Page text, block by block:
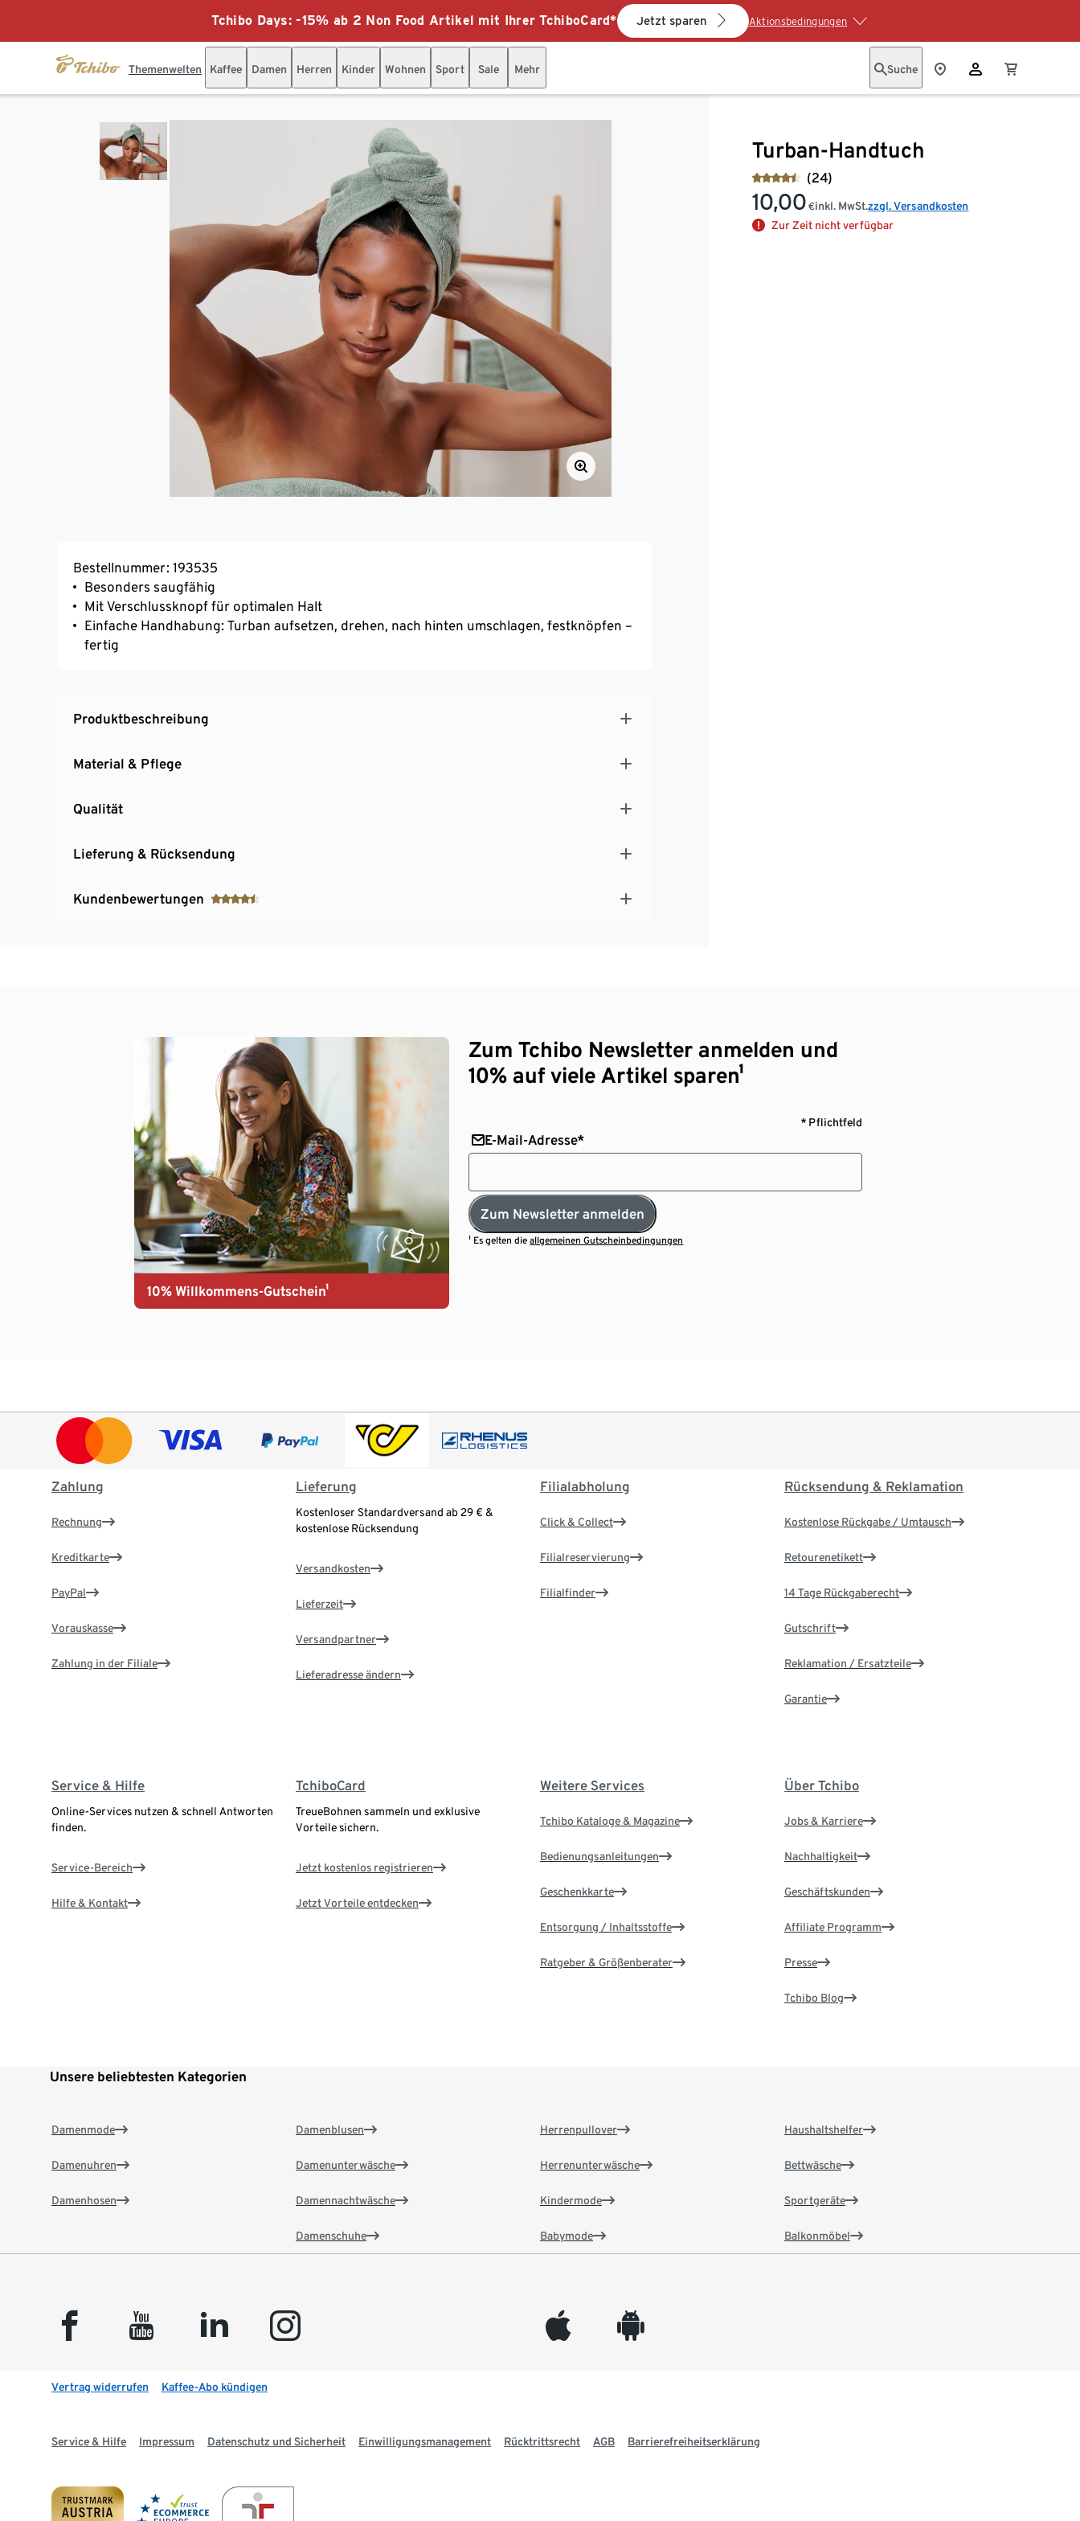
Tchibo Days: -15% ab 2 Non Food Artikel mit Ihrer TchiboCard* Jetzt sparen Aktionsbedingungen
Themenwelten Kaffee Damen Herren Kinder Wohnen Sport Sale Mehr Suche
Turban-Handtuch
(24)
10,00 €inkl. MwSt.zzgl. Versandkosten
Zur Zeit nicht verfügbar
Bestellnummer: 193535
Besonders saugfähig
Mit Verschlussknopf für optimalen Halt
Einfache Handhabung: Turban aufsetzen, drehen, nach hinten umschlagen, festknöpfen –
fertig
Produktbeschreibung
Material & Pflege
Qualität
Lieferung & Rücksendung
Kundenbewertungen
10% Willkommens-Gutschein¹
Zum Tchibo Newsletter anmelden und
10% auf viele Artikel sparen¹
* Pflichtfeld
E-Mail-Adresse*
Zum Newsletter anmelden
¹ Es gelten dieallgemeinen Gutscheinbedingungen
Zahlung
Rechnung
Kreditkarte
PayPal
Vorauskasse
Zahlung in der Filiale
Lieferung
Kostenloser Standardversand ab 29 € &
kostenlose Rücksendung
Versandkosten
Lieferzeit
Versandpartner
Lieferadresse ändern
Filialabholung
Click & Collect
Filialreservierung
Filialfinder
Rücksendung & Reklamation
Kostenlose Rückgabe / Umtausch
Retourenetikett
14 Tage Rückgaberecht
Gutschrift
Reklamation / Ersatzteile
Garantie
Service & Hilfe
Online-Services nutzen & schnell Antworten
finden.
Service-Bereich
Hilfe & Kontakt
TchiboCard
TreueBohnen sammeln und exklusive
Vorteile sichern.
Jetzt kostenlos registrieren
Jetzt Vorteile entdecken
Weitere Services
Tchibo Kataloge & Magazine
Bedienungsanleitungen
Geschenkkarte
Entsorgung / Inhaltsstoffe
Ratgeber & Größenberater
Über Tchibo
Jobs & Karriere
Nachhaltigkeit
Geschäftskunden
Affiliate Programm
Presse
Tchibo Blog
Unsere beliebtesten Kategorien
Damenmode
Damenuhren
Damenhosen
Damenblusen
Damenunterwäsche
Damennachtwäsche
Damenschuhe
Herrenpullover
Herrenunterwäsche
Kindermode
Babymode
Haushaltshelfer
Bettwäsche
Sportgeräte
Balkonmöbel
facebook youtube linkedin instagram appleinc android
Vertrag widerrufen Kaffee-Abo kündigen
Service & Hilfe Impressum Datenschutz und Sicherheit Einwilligungsmanagement Rücktrittsrecht AGB Barrierefreiheitserklärung